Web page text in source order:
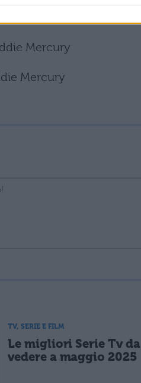
dei Queen
Mercury
Mercury
commento.
o tradizionali
TV, SERIE E FILM
Le migliori Serie Tv da
vedere a maggio 2025